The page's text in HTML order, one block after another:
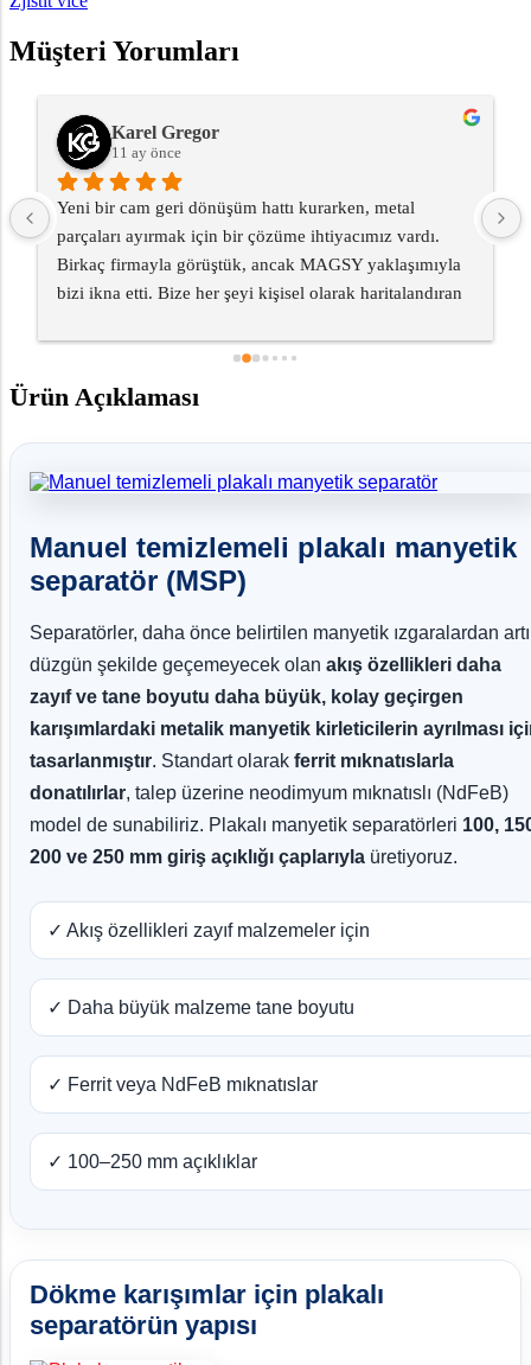
Müşteri Yorumları
Karel Gregor
11 ay önce
Yeni bir cam geri dönüşüm hattı kurarken, metal
parçaları ayırmak için bir çözüme ihtiyacımız vardı.
Birkaç firmayla görüştük, ancak MAGSY yaklaşımıyla
bizi ikna etti. Bize her şeyi kişisel olarak haritalandıran
teknisyen gönderdiler. Bugün, ayırıcı kusursuz çalışıyor
etmemizi sağladı. Dahası, teslimattan sonra bile bizi
Ürün Açıklaması
Manuel temizlemeli plakalı manyetik
separatör (MSP)
Separatörler, daha önce belirtilen manyetik ızgaralardan
düzgün şekilde geçemeyecek olan akış özellikleri daha
zayıf ve tane boyutu daha büyük, kolay geçirgen
karışımlardaki metalik manyetik kirleticilerin ayrılması
tasarlanmıştır. Standart olarak ferrit mıknatıslarla
donatılırlar, talep üzerine neodimyum mıknatıslı (NdFeB)
model de sunabiliriz. Plakalı manyetik separatörleri 100,
200 ve 250 mm giriş açıklığı çaplarıyla üretiyoruz.
✓ Akış özellikleri zayıf malzemeler için
✓ Daha büyük malzeme tane boyutu
✓ Ferrit veya NdFeB mıknatıslar
✓ 100–250 mm açıklıklar
Dökme karışımlar için plakalı
separatörün yapısı